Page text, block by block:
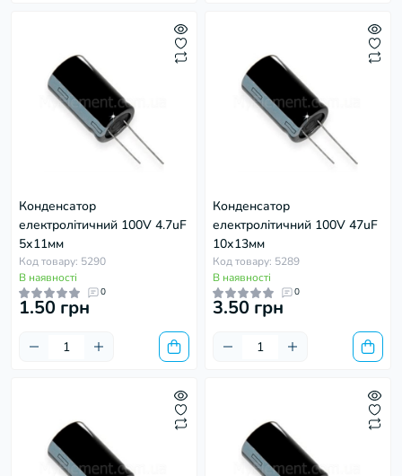
Конденсатор
електролітичний 100V 4.7uF
5х11мм
Код товару: 5290
В наявності
0
1.50 грн
Конденсатор
електролітичний 100V 47uF
10х13мм
Код товару: 5289
В наявності
0
3.50 грн